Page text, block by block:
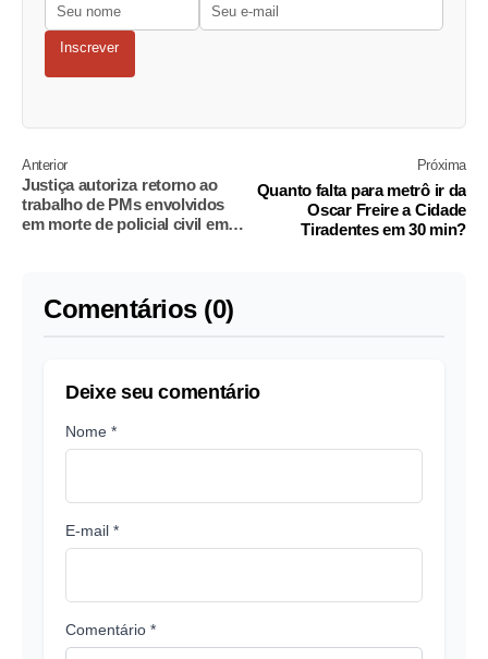
Inscrever
Anterior
Justiça autoriza retorno ao
trabalho de PMs envolvidos
em morte de policial civil em
Próxima
Quanto falta para metrô ir da
Oscar Freire a Cidade
Tiradentes em 30 min?
Comentários (0)
Deixe seu comentário
Nome *
E-mail *
Comentário *